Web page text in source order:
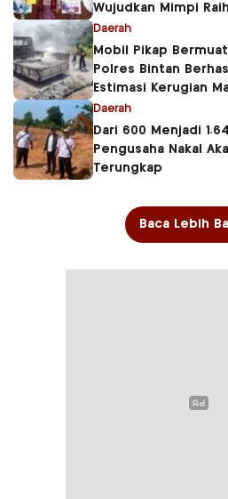
Wujudkan Mimpi
Daerah
Mobil Pikap
Polres Bintan
Estimasi Kerugian
Daerah
Dari 600 Menjadi
Pengusaha Nakal
Terungkap
Baca Lebih